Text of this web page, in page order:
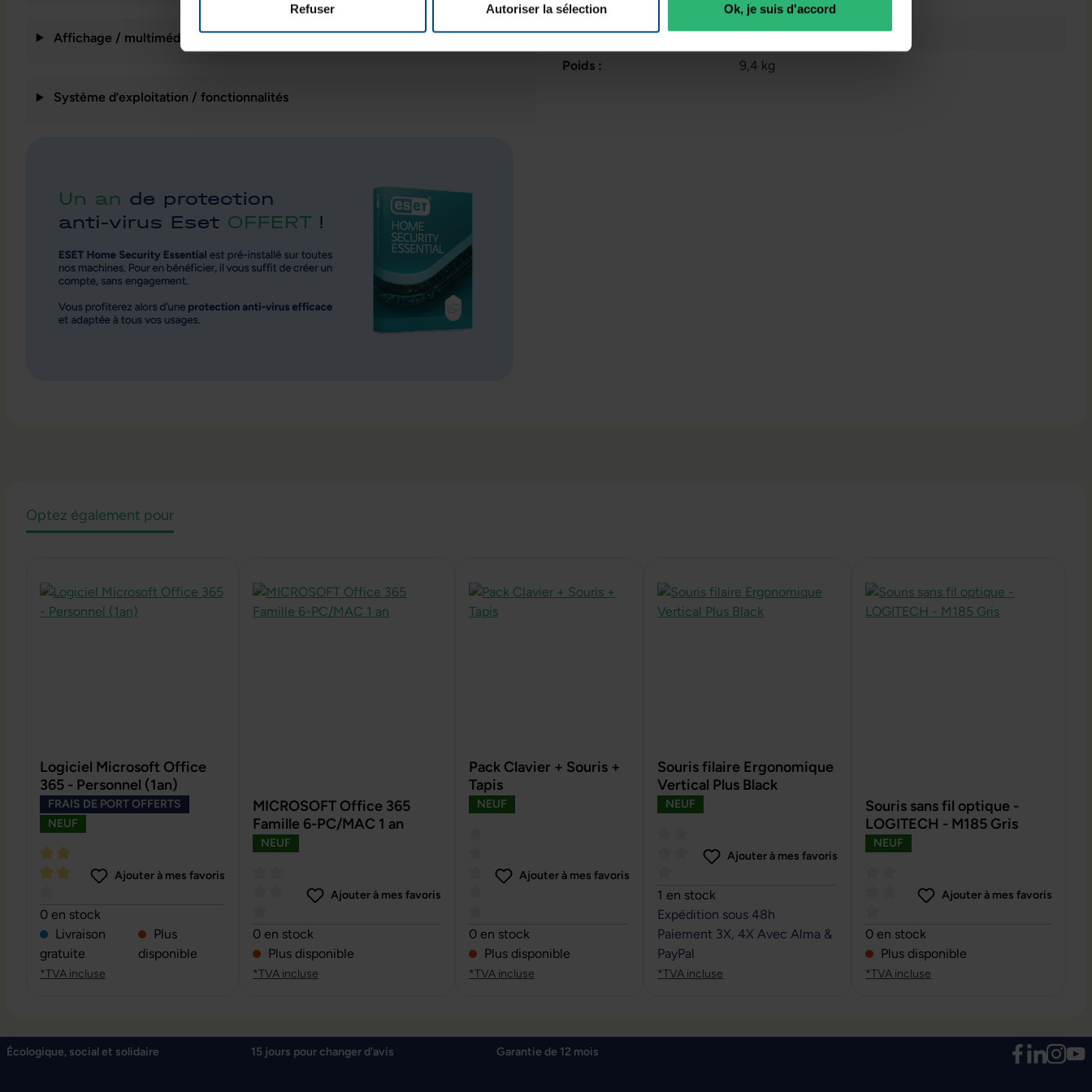
Refuser Autoriser la sélection Ok, je suis d'accord
Affichage / multimédia
Système d’exploitation / fonctionnalités
Dimensions (L x l x H) : 345 x 177 x 335 mm
Poids : 9,4 kg
Optez également pour
Logiciel Microsoft Office
365 - Personnel (1an)
FRAIS DE PORT OFFERTS
NEUF
Note moyenne de 4 sur 5 étoiles
Ajouter à mes favoris
0 en stock
Livraison
gratuite
Plus
disponible
*TVA incluse
MICROSOFT Office 365
Famille 6-PC/MAC 1 an
NEUF
Note moyenne de 0 sur 5 étoiles
Ajouter à mes favoris
0 en stock
Plus disponible
*TVA incluse
Pack Clavier + Souris +
Tapis
NEUF
Note moyenne de 0 sur 5 étoiles
Ajouter à mes favoris
0 en stock
Plus disponible
*TVA incluse
Souris filaire Ergonomique
Vertical Plus Black
NEUF
Note moyenne de 0 sur 5 étoiles
Ajouter à mes favoris
1 en stock
Expédition sous 48h
Paiement 3X, 4X Avec Alma &
PayPal
*TVA incluse
Souris sans fil optique -
LOGITECH - M185 Gris
NEUF
Note moyenne de 0 sur 5 étoiles
Ajouter à mes favoris
0 en stock
Plus disponible
*TVA incluse
Écologique, social et solidaire 15 jours pour changer d'avis Garantie de 12 mois